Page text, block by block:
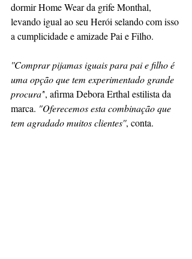
dormir Home Wear da grife Monthal,
levando igual ao seu Herói selando com isso
a cumplicidade e amizade Pai e Filho.
''Comprar pijamas iguais para pai e filho é
uma opção que tem experimentado grande
procura'', afirma Debora Erthal estilista da
marca. "Oferecemos esta combinação que
tem agradado muitos clientes'', conta.